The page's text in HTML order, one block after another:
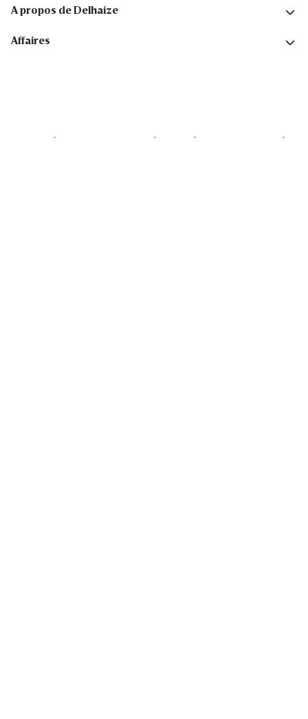
A propos de Delhaize
Affaires